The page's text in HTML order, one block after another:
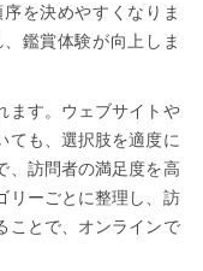
を決めやすくなりま
鑑賞体験が向上しま
ます。ウェブサイトや
ても、選択肢を適度に
、訪問者の満足度を高
リーごとに整理し、訪
ことで、オンラインで